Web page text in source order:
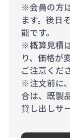
※会員の方
ます。後日
能です。
※概算見積
り、価格が
ご注意くだ
※注文前に
合は、既製
貸し出しサ